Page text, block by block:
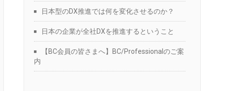
日本型のDX推進では何を変化させるのか？
日本の企業が全社DXを推進するということ
【BC会員の皆さまへ】BC/Professionalのご案
内